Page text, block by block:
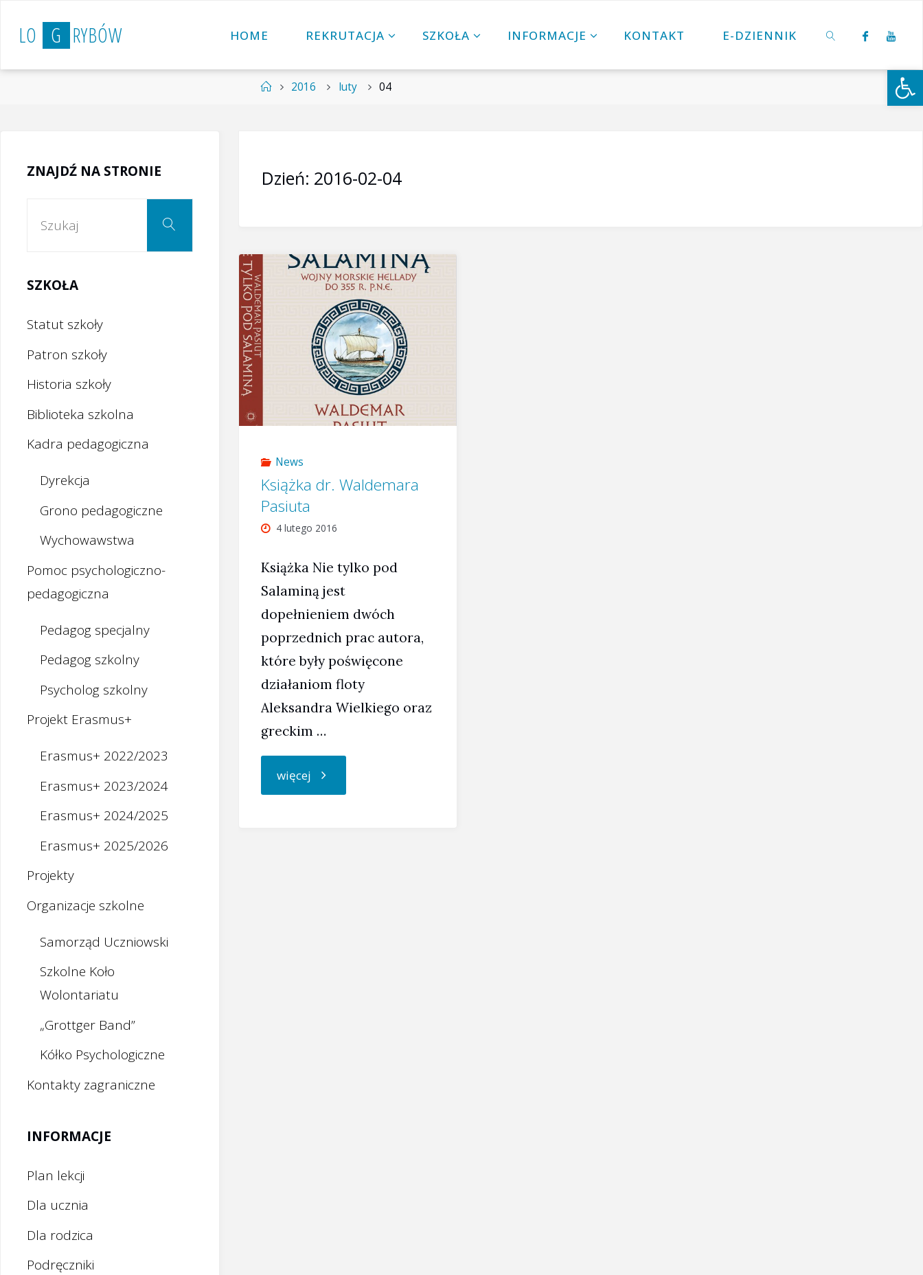
LO G RYBÓW HOME REKRUTACJA SZKOŁA INFORMACJE KONTAKT E-DZIENNIK
Strona2016 luty 04
Dzień: 2016-02-04
News
Książka dr. Waldemara
Pasiuta
4 lutego 2016
Książka Nie tylko pod
Salaminą jest
dopełnieniem dwóch
poprzednich prac autora,
które były poświęcone
działaniom floty
Aleksandra Wielkiego oraz
greckim …
więcej"Książka
ZNAJDŹ NA STRONIE
Szukaj
SZKOŁA
Statut szkoły
Patron szkoły
Historia szkoły
Biblioteka szkolna
Kadra pedagogiczna
Dyrekcja
Grono pedagogiczne
Wychowawstwa
Pomoc psychologiczno-
pedagogiczna
Pedagog specjalny
Pedagog szkolny
Psycholog szkolny
Projekt Erasmus+
Erasmus+ 2022/2023
Erasmus+ 2023/2024
Erasmus+ 2024/2025
Erasmus+ 2025/2026
Projekty
Organizacje szkolne
Samorząd Uczniowski
Szkolne Koło
Wolontariatu
„Grottger Band”
Kółko Psychologiczne
Kontakty zagraniczne
INFORMACJE
Plan lekcji
Dla ucznia
Dla rodzica
Podręczniki